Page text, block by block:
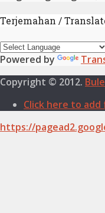
Terjemahan /
Powered by
Copyright © 2012.
Click here to
https://